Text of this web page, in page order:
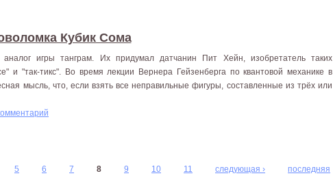
Кубик Сома
игры танграм. Их придумал датчанин Пит Хейн, изобретатель таких
и "так-тикс". Во время лекции Вернера Гейзенберга по квантовой механике в
мысль, что, если взять все неправильные фигуры, составленные из трёх или
5 6 7 8 9 10 11 следующая ›
последняя